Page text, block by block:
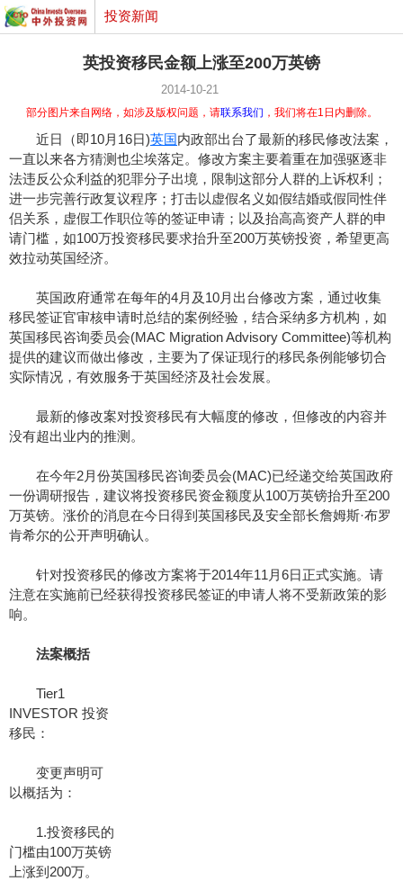
投资新闻
英投资移民金额上涨至200万英镑
2014-10-21
部分图片来自网络，如涉及版权问题，请联系我们 ，我们将在1日内删除。
近日（即10月16日)英国内政部出台了最新的移民修改法案，
一直以来各方猜测也尘埃落定。修改方案主要着重在加强驱逐非
法违反公众利益的犯罪分子出境，限制这部分人群的上诉权利；
进一步完善行政复议程序；打击以虚假名义如假结婚或假同性伴
侣关系，虚假工作职位等的签证申请；以及抬高高资产人群的申
请门槛，如100万投资移民要求抬升至200万英镑投资，希望更高
效拉动英国经济。
英国政府通常在每年的4月及10月出台修改方案，通过收集
移民签证官审核申请时总结的案例经验，结合采纳多方机构，如
英国移民咨询委员会(MAC Migration Advisory Committee)等机构
提供的建议而做出修改，主要为了保证现行的移民条例能够切合
实际情况，有效服务于英国经济及社会发展。
最新的修改案对投资移民有大幅度的修改，但修改的内容并
没有超出业内的推测。
在今年2月份英国移民咨询委员会(MAC)已经递交给英国政府
一份调研报告，建议将投资移民资金额度从100万英镑抬升至200
万英镑。涨价的消息在今日得到英国移民及安全部长詹姆斯·布罗
肯希尔的公开声明确认。
针对投资移民的修改方案将于2014年11月6日正式实施。请
注意在实施前已经获得投资移民签证的申请人将不受新政策的影
响。
法案概括
Tier1
INVESTOR 投资
移民：
变更声明可
以概括为：
1.投资移民的
门槛由100万英镑
上涨到200万。